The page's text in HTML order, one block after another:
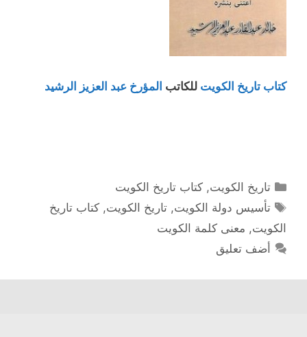
كتاب تاريخ الكويت للكاتب المؤرخ عبد العزيز الرشيد
التصنيفات
تاريخ الكويت,كتاب تاريخ الكويت
الوسوم
تأسيس دولة الكويت,تاريخ الكويت,كتاب تاريخ
الكويت, معنى كلمة الكويت
أضف تعليق